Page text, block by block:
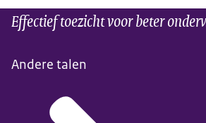
Effectief toezicht voor beter
Andere talen